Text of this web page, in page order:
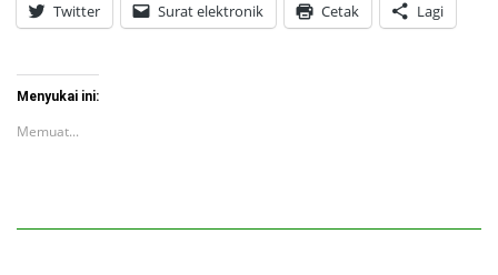
Twitter Surat elektronik Cetak Lagi
Menyukai ini:
Memuat...